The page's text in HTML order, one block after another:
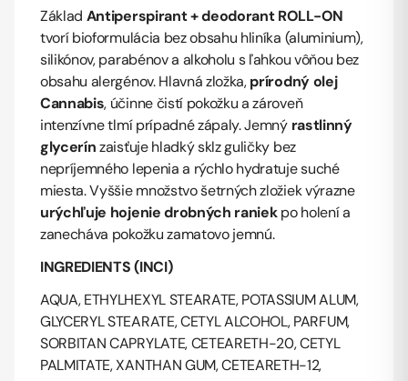
Základ Antiperspirant + deodorant ROLL-ON
tvorí bioformulácia bez obsahu hliníka (aluminium),
silikónov, parabénov a alkoholu s ľahkou vôňou bez
obsahu alergénov. Hlavná zložka,prírodný olej
Cannabis, účinne čistí pokožku a zároveň
intenzívne tlmí prípadné zápaly. Jemný rastlinný
glycerínzaisťuje hladký sklz guličky bez
nepríjemného lepenia a rýchlo hydratuje suché
miesta. Vyššie množstvo šetrných zložiek výrazne
urýchľuje hojenie drobných raniekpo holení a
zanecháva pokožku zamatovo jemnú.
INGREDIENTS (INCI)
AQUA, ETHYLHEXYL STEARATE, POTASSIUM ALUM,
GLYCERYL STEARATE, CETYL ALCOHOL, PARFUM,
SORBITAN CAPRYLATE, CETEARETH-20, CETYL
PALMITATE, XANTHAN GUM, CETEARETH-12,